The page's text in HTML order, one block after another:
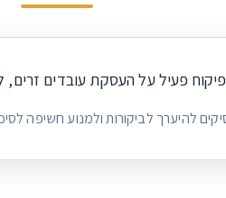
פעיל על העסקת עובדים
להיערך לביקורות ולמנוע חשיפה